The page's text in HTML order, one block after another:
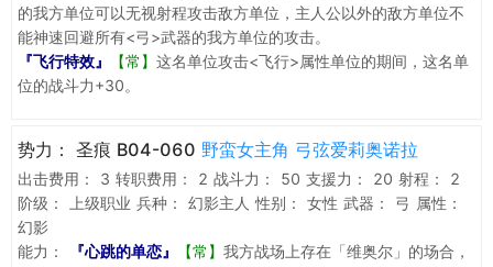
的我方单位可以无视射程攻击敌方单位，主人公以外的敌方单位不
能神速回避所有<弓>武器的我方单位的攻击。
『飞行特效』
【常】 这名单位攻击<飞行>属性单位的期间，这名单
位的战斗力+30。
势力： 圣痕 B04-060 野蛮女主角 弓弦爱莉奥诺拉
出击费用： 3 转职费用： 2 战斗力： 50 支援力： 20 射程：
2
阶级：
上级职业 兵种： 幻影主人 性别： 女性 武器： 弓 属性：
幻影
能力：
『心跳的单恋』 【常】 我方战场上存在「维奥尔」的场合，